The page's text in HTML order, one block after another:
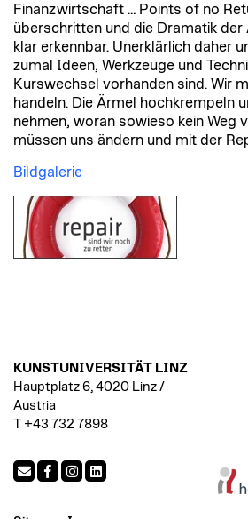
Finanzwirtschaft … Points of no
überschritten und die Dramatik der
klar erkennbar. Unerklärlich daher
zumal Ideen, Werkzeuge und
Kurswechsel vorhanden sind. Wir
handeln. Die Ärmel hochkrempeln
nehmen, woran sowieso kein Weg
müssen uns ändern und mit der
Bildgalerie
KUNSTUNIVERSITÄT LINZ
Hauptplatz 6, 4020 Linz /
Austria
T +43 732 7898